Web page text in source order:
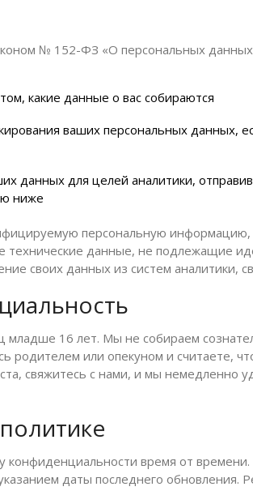
№ 152-ФЗ «О персональных
какие данные о вас собираются
ваших персональных данных,
данных для целей аналитики,
ниже
персональную
данные, не подлежащие
своих данных из систем аналитики,
младше 16 лет. Мы не собираем
родителем или опекуном и считаете,
свяжитесь с нами, и мы немедленно
время от
даты последнего обновления.